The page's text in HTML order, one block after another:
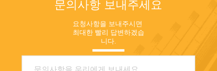
문의사항 보내주세요
요청사항을 보내주시면
최대한 빨리 답변하겠습
니다.